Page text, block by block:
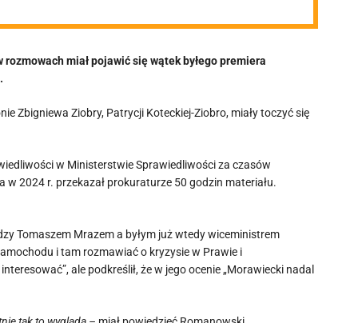
miał pojawić się wątek byłego premiera
Zbigniewa Ziobry, Patrycji Koteckiej-Ziobro, miały toczyć się
w Ministerstwie Sprawiedliwości za czasów
2024 r. przekazał prokuraturze 50 godzin materiału.
Tomaszem Mrazem a byłym już wtedy wiceministrem
i tam rozmawiać o kryzysie w Prawie i
ale podkreślił, że w jego ocenie „Morawiecki nadal